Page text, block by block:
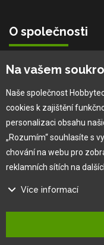
O společnosti
Vlastní výroba
Náš tým
O nás
Pro zákazníka
Obchodní podmínky
Jak na reklamaci
Na vašem
Naše společnost
cookies k zajištění
personalizaci obsahu
„Rozumím“ souhlasíte s
chování na webu pro
reklamních sítích na
Více informací
Na našem webu